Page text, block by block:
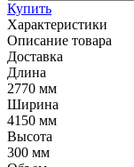
Купить
Характеристики
Описание товара
Доставка
Длина
2770 мм
Ширина
4150 мм
Высота
300 мм